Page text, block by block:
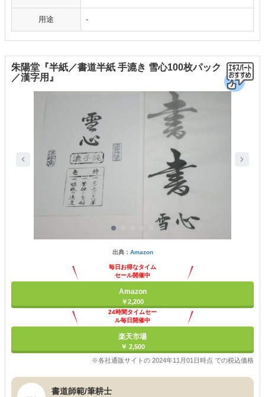
用途 -
朱陽堂『半紙／書道半紙 手漉き 雪心100枚パック
／漢字用』
出典： Amazon
毎日お得なタイム
セール開催中
Amazon
￥2,200
24時間タイムセー
ル毎日開催中
楽天市場
￥ 2,500
※各社通販サイトの 2024年11月01日時点 での税込価格
書道師範/筆耕士